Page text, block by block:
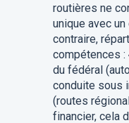
routières ne
unique avec
contraire,
compétences :
du fédéral
conduite sous
(routes
financier, cela